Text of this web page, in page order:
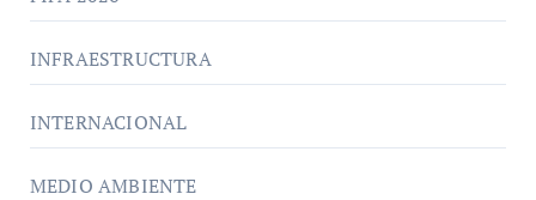
INFRAESTRUCTURA
INTERNACIONAL
MEDIO AMBIENTE